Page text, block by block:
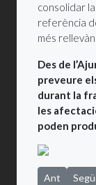
consolidar
referència
més
Des de
preveure
durant la
les
poden
Article
Ant